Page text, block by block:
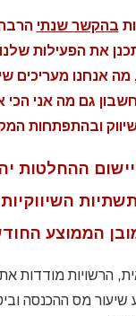
בהקשר שנתי הרבה
את הפעילות
אנחנו מעריכים
גם מה אני
ובהתפתחות
ההחלטות
הממוצע
הרשויות מודדות
שיעור מס ההכנסה
I had
during
where I
was
sharp,
at
for sure
Senior
רב,
אחר.